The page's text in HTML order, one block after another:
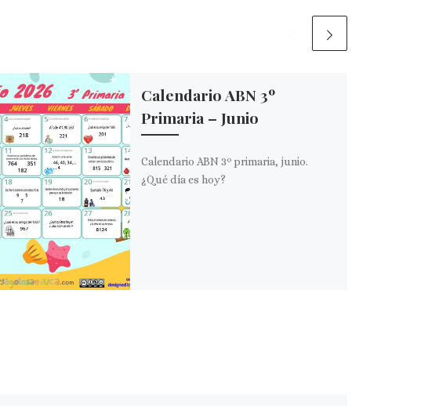
Calendario ABN 3º
Primaria – Junio
Calendario ABN 3º primaria, junio.
¿Qué día es hoy?